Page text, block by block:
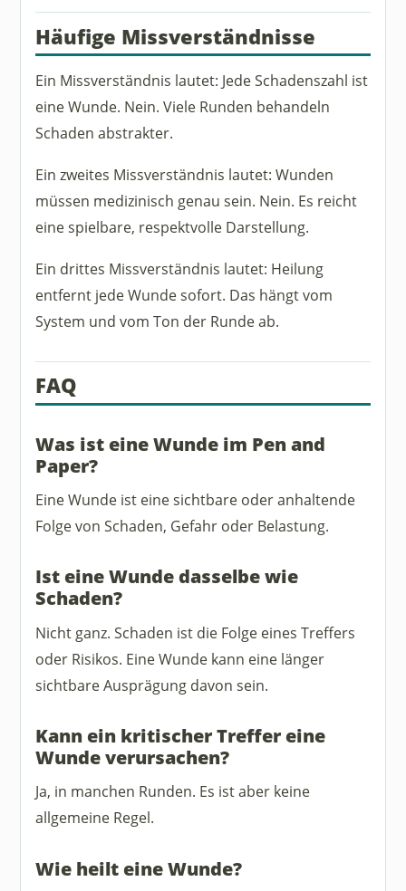
Häufige Missverständnisse
Ein Missverständnis lautet: Jede Schadenszahl ist
eine Wunde. Nein. Viele Runden behandeln
Schaden abstrakter.
Ein zweites Missverständnis lautet: Wunden
müssen medizinisch genau sein. Nein. Es reicht
eine spielbare, respektvolle Darstellung.
Ein drittes Missverständnis lautet: Heilung
entfernt jede Wunde sofort. Das hängt vom
System und vom Ton der Runde ab.
FAQ
Was ist eine Wunde im Pen and
Paper?
Eine Wunde ist eine sichtbare oder anhaltende
Folge von Schaden, Gefahr oder Belastung.
Ist eine Wunde dasselbe wie
Schaden?
Nicht ganz. Schaden ist die Folge eines Treffers
oder Risikos. Eine Wunde kann eine länger
sichtbare Ausprägung davon sein.
Kann ein kritischer Treffer eine
Wunde verursachen?
Ja, in manchen Runden. Es ist aber keine
allgemeine Regel.
Wie heilt eine Wunde?